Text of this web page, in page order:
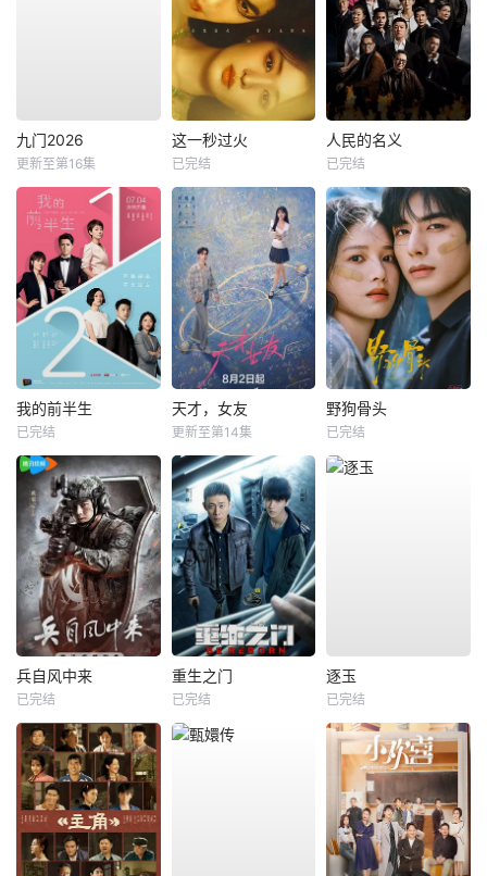
九门2026
更新至第16集
这一秒过火
已完结
人民的名义
已完结
我的前半生
已完结
天才，女友
更新至第14集
野狗骨头
已完结
兵自风中来
已完结
重生之门
已完结
逐玉
已完结